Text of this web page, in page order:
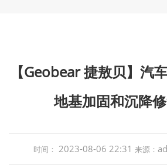
【Geobear 捷敖贝】汽
地基加固和沉降
时间： 2023-08-06 22:31 来源：